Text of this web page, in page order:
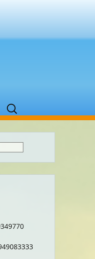
Suchen
nach: